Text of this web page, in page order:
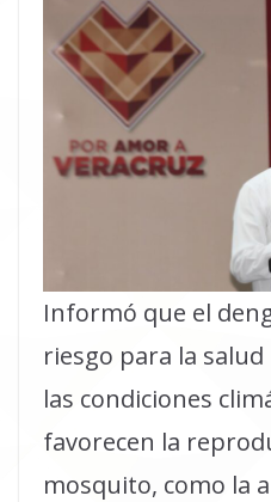
Informó que el
riesgo para la
las condiciones
favorecen la
mosquito, como la